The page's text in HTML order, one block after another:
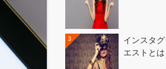
3
インスタ
エストと